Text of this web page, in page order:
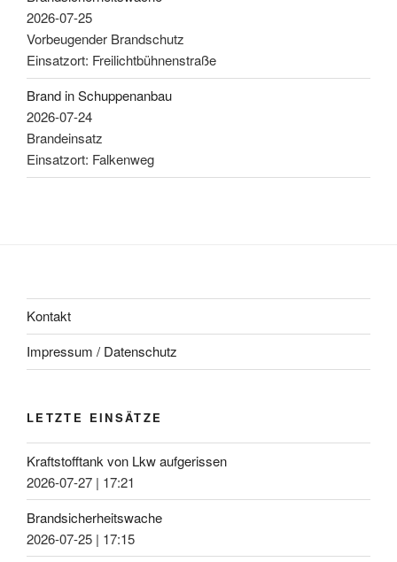
2026-07-25
Vorbeugender Brandschutz
Einsatzort: Freilichtbühnenstraße
Brand in Schuppenanbau
2026-07-24
Brandeinsatz
Einsatzort: Falkenweg
Kontakt
Impressum / Datenschutz
LETZTE EINSÄTZE
Kraftstofftank von Lkw aufgerissen
2026-07-27 | 17:21
Brandsicherheitswache
2026-07-25 | 17:15